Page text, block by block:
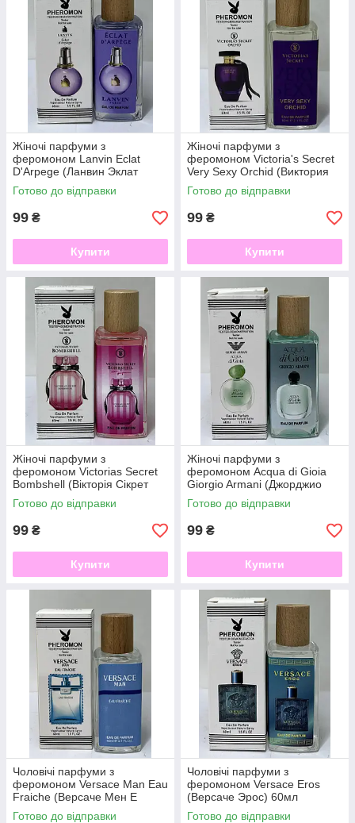
Жіночі парфуми з
феромоном Lanvin Eclat
D'Arpege (Ланвин Эклат
Дарпеж) 60мл
Готово до відправки
99 ₴
Купити
Жіночі парфуми з
феромоном Victoria's Secret
Very Sexy Orchid (Виктория
Сикрет Вери Секси Орхид)60
мл
Готово до відправки
99 ₴
Купити
Жіночі парфуми з
феромоном Victorias Secret
Bombshell (Вікторія Сікрет
бомбшелл) 60мл
Готово до відправки
99 ₴
Купити
Жіночі парфуми з
феромоном Acqua di Gioia
Giorgio Armani (Джорджио
Армани Аква Ди Джоя) 60мл
Готово до відправки
99 ₴
Купити
Чоловічі парфуми з
феромоном Versace Mаn Eau
Fraiche (Версаче Мен Е
Фреш) 60мл
Готово до відправки
Чоловічі парфуми з
феромоном Versace Eros
(Версаче Эрос) 60мл
Готово до відправки